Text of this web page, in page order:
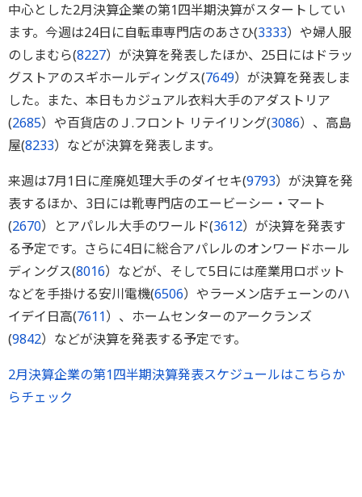
中心とした2月決算企業の第1四半期決算がスタートしてい
ます。今週は24日に自転車専門店のあさひ(3333）や婦人服
のしまむら(8227）が決算を発表したほか、25日にはドラッ
グストアのスギホールディングス(7649）が決算を発表しま
した。また、本日もカジュアル衣料大手のアダストリア
(2685）や百貨店のＪ.フロント リテイリング(3086）、高島
屋(8233）などが決算を発表します。
来週は7月1日に産廃処理大手のダイセキ(9793）が決算を発
表するほか、3日には靴専門店のエービーシー・マート
(2670）とアパレル大手のワールド(3612）が決算を発表す
る予定です。さらに4日に総合アパレルのオンワードホール
ディングス(8016）などが、そして5日には産業用ロボット
などを手掛ける安川電機(6506）やラーメン店チェーンのハ
イデイ日高(7611）、ホームセンターのアークランズ
(9842）などが決算を発表する予定です。
2月決算企業の第1四半期決算発表スケジュールはこちらか
らチェック